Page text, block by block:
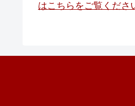
はこちらをご覧くださ